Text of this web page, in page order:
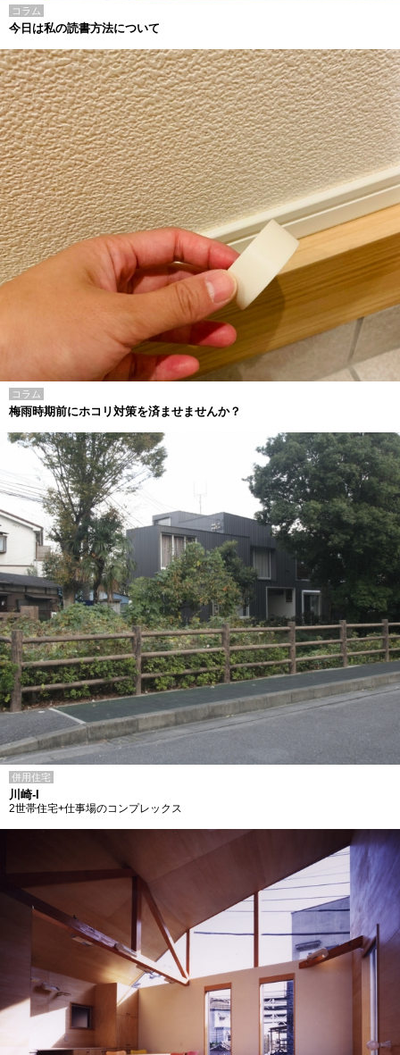
コラム
今日は私の読書方法について
コラム
梅雨時期前にホコリ対策を済ませませんか？
併用住宅
川崎-I
2世帯住宅+仕事場のコンプレックス